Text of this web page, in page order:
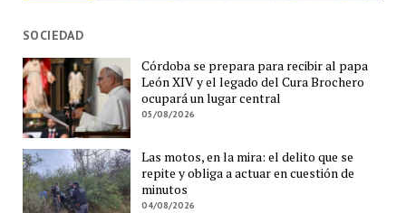
SOCIEDAD
Córdoba se prepara para recibir al papa
León XIV y el legado del Cura Brochero
ocupará un lugar central
05/08/2026
Las motos, en la mira: el delito que se
repite y obliga a actuar en cuestión de
minutos
04/08/2026